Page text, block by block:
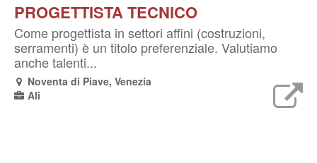
PROGETTISTA TECNICO
Come progettista in settori affini (costruzioni,
serramenti) è un titolo preferenziale. Valutiamo
anche talenti...
Noventa di Piave, Venezia
Ali